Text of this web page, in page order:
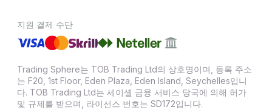
지원 결제 수단
Trading Sphere는 TOB Trading Ltd의 상호명이며, 등록 주소
는 F20, 1st Floor, Eden Plaza, Eden Island, Seychelles입니
다. TOB Trading Ltd는 세이셸 금융 서비스 당국에 의해 허가
및 규제를 받으며, 라이선스 번호는 SD172입니다.